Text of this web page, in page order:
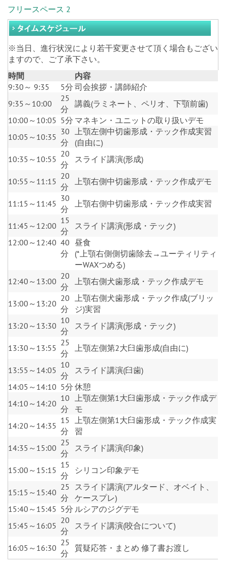
フリースペース 2
※当日、進行状況により若干変更させて頂く場合もござい
ますので、ご了承下さい。
時間
内容
9:30～ 9:35
5分 司会挨拶・講師紹介
9:35～10:00
25
分
講義(ラミネート、ペリオ、下顎前歯)
10:00～10:05 5分 マネキン・ユニットの取り扱いデモ
10:05～10:35
30
分
上顎左側中切歯形成・テック作成実習
(自由に)
10:35～10:55
20
分
スライド講演(形成)
10:55～11:15
20
分
上顎右側中切歯形成・テック作成デモ
11:15～11:45
30
分
上顎右側中切歯形成・テック作成実習
11:45～12:00
15
分
スライド講演(形成・テック)
12:00～12:40 40
分
昼食
(*上顎右側側切歯除去→ユーティリティ
ーWAXつめる)
12:40～13:00
20
分
上顎右側犬歯形成・テック作成デモ
13:00～13:20
20
分
上顎右側犬歯形成・テック作成(ブリッ
ジ)実習
13:20～13:30
10
分
スライド講演(形成・テック)
13:30～13:55
25
分
上顎左側第2大臼歯形成(自由に)
13:55～14:05
10
分
スライド講演(臼歯)
14:05～14:10 5分 休憩
14:10～14:20
10
分
上顎左側第1大臼歯形成・テック作成デ
モ
14:20～14:35
15
分
上顎左側第1大臼歯形成・テック作成実
習
14:35～15:00
25
分
スライド講演(印象)
15:00～15:15
15
分
シリコン印象デモ
15:15～15:40
25
分
スライド講演(アルタード、オベイト、
ケースプレ)
15:40～15:45 5分 ルシアのジグデモ
15:45～16:05
20
分
スライド講演(咬合について)
16:05～16:30
25
分
質疑応答・まとめ 修了書お渡し